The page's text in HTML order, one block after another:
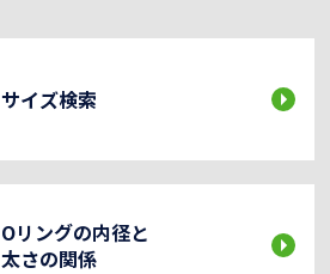
サイズ検索
Oリングの内径と
太さの関係